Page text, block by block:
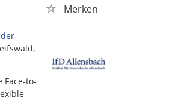
Merken
der
to-